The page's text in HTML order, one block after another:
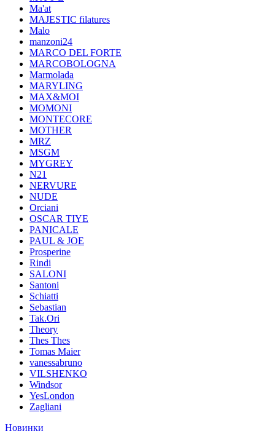
Ma'at
MAJESTIC filatures
Malo
manzoni24
MARCO DEL FORTE
MARCOBOLOGNA
Marmolada
MARYLING
MAX&MOI
MOMONI
MONTECORE
MOTHER
MRZ
MSGM
MYGREY
N21
NERVURE
NUDE
Orciani
OSCAR TIYE
PANICALE
PAUL & JOE
Prosperine
Rindi
SALONI
Santoni
Schiatti
Sebastian
Tak.Ori
Theory
Thes Thes
Tomas Maier
vanessabruno
VILSHENKO
Windsor
YesLondon
Zagliani
Новинки